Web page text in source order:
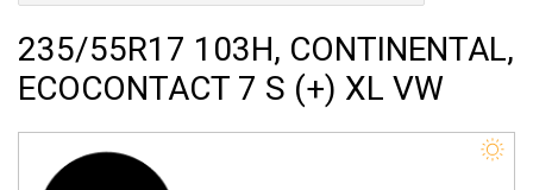
235/55R17 103H, CONTINENTAL,
ECOCONTACT 7 S (+) XL VW